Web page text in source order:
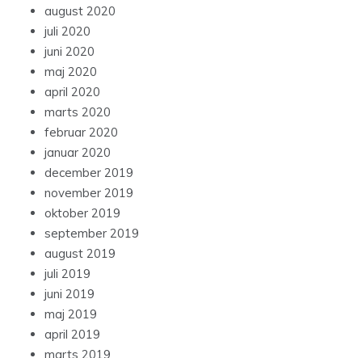
august 2020
juli 2020
juni 2020
maj 2020
april 2020
marts 2020
februar 2020
januar 2020
december 2019
november 2019
oktober 2019
september 2019
august 2019
juli 2019
juni 2019
maj 2019
april 2019
marts 2019